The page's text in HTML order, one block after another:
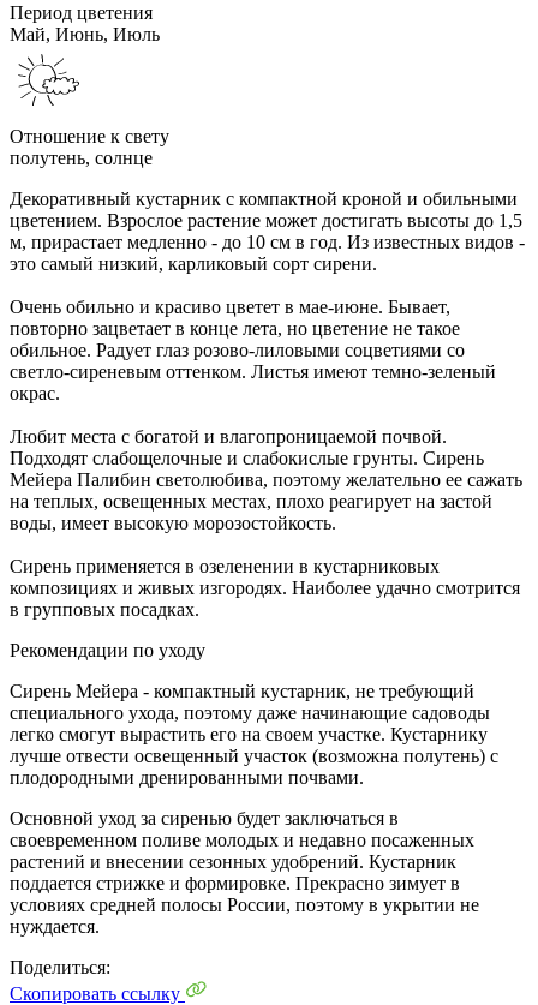
Период цветения
Май, Июнь, Июль
Отношение к свету
полутень, солнце
Декоративный кустарник с компактной кроной и обильными
цветением. Взрослое растение может достигать высоты до 1,5
м, прирастает медленно - до 10 см в год. Из известных видов -
это самый низкий, карликовый сорт сирени.
Очень обильно и красиво цветет в мае-июне. Бывает,
повторно зацветает в конце лета, но цветение не такое
обильное. Радует глаз розово-лиловыми соцветиями со
светло-сиреневым оттенком. Листья имеют темно-зеленый
окрас.
Любит места с богатой и влагопроницаемой почвой.
Подходят слабощелочные и слабокислые грунты. Сирень
Мейера Палибин светолюбива, поэтому желательно ее сажать
на теплых, освещенных местах, плохо реагирует на застой
воды, имеет высокую морозостойкость.
Сирень применяется в озеленении в кустарниковых
композициях и живых изгородях. Наиболее удачно смотрится
в групповых посадках.
Рекомендации по уходу
Сирень Мейера - компактный кустарник, не требующий
специального ухода, поэтому даже начинающие садоводы
легко смогут вырастить его на своем участке. Кустарнику
лучше отвести освещенный участок (возможна полутень) с
плодородными дренированными почвами.
Основной уход за сиренью будет заключаться в
своевременном поливе молодых и недавно посаженных
растений и внесении сезонных удобрений. Кустарник
поддается стрижке и формировке. Прекрасно зимует в
условиях средней полосы России, поэтому в укрытии не
нуждается.
Поделиться:
Скопировать ссылку